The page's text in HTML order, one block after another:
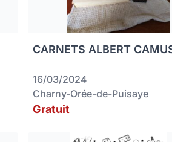
CARNETS ALBERT
16/03/2024
Charny-Orée-de-Puisaye
Gratuit